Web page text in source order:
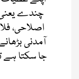
چندے یعنی
اصلاحی،
آمدنی
جا سکتا ہے